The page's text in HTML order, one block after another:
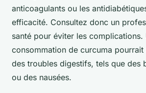
anticoagulants ou les
efficacité. Consultez donc un
santé pour éviter les complications.
consommation de curcuma
des troubles digestifs, tels que des
ou des nausées.